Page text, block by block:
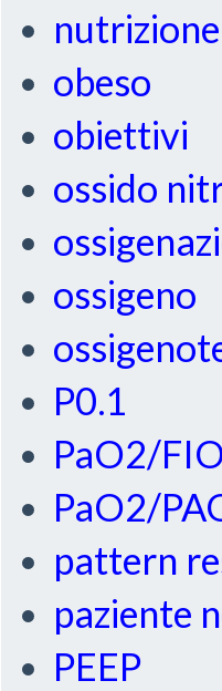
nutrizione
obeso
obiettivi
ossido
ossigeno
P0.1
PaO2/
PaO2/
pattern
paziente
PEEP